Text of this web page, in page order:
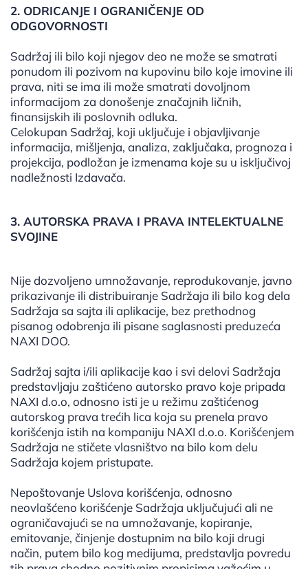
2. ODRICANJE I OGRANIČENJE OD
ODGOVORNOSTI
Sadržaj ili bilo koji njegov deo ne može se smatrati
ponudom ili pozivom na kupovinu bilo koje imovine ili
prava, niti se ima ili može smatrati dovoljnom
informacijom za donošenje značajnih ličnih,
finansijskih ili poslovnih odluka.
Celokupan Sadržaj, koji uključuje i objavljivanje
informacija, mišljenja, analiza, zaključaka, prognoza i
projekcija, podložan je izmenama koje su u isključivoj
nadležnosti Izdavača.
3. AUTORSKA PRAVA I PRAVA INTELEKTUALNE
SVOJINE
Nije dozvoljeno umnožavanje, reprodukovanje, javno
prikazivanje ili distribuiranje Sadržaja ili bilo kog dela
Sadržaja sa sajta ili aplikacije, bez prethodnog
pisanog odobrenja ili pisane saglasnosti preduzeća
NAXI DOO.
Sadržaj sajta i/ili aplikacije kao i svi delovi Sadržaja
predstavljaju zaštićeno autorsko pravo koje pripada
NAXI d.o.o, odnosno isti je u režimu zaštićenog
autorskog prava trećih lica koja su prenela pravo
korišćenja istih na kompaniju NAXI d.o.o. Korišćenjem
Sadržaja ne stičete vlasništvo na bilo kom delu
Sadržaja kojem pristupate.
Nepoštovanje Uslova korišćenja, odnosno
neovlašćeno korišćenje Sadržaja uključujući ali ne
ograničavajući se na umnožavanje, kopiranje,
emitovanje, činjenje dostupnim na bilo koji drugi
način, putem bilo kog medijuma, predstavlja povredu